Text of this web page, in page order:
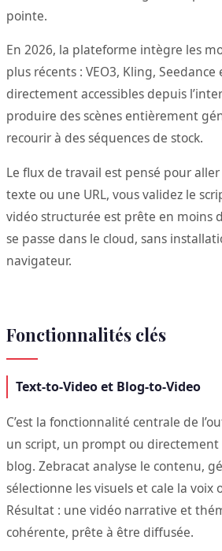
pointe.
En 2026, la plateforme intègre les
plus récents : VEO3, Kling, Seedance
directement accessibles depuis
produire des scènes entièrement
recourir à des séquences de stock.
Le flux de travail est pensé pour
texte ou une URL, vous validez le
vidéo structurée est prête en moins
se passe dans le cloud, sans
navigateur.
Fonctionnalités clés
Text-to-Video et Blog-to-Video
C’est la fonctionnalité centrale de
un script, un prompt ou directement
blog. Zebracat analyse le contenu,
sélectionne les visuels et cale la
Résultat : une vidéo narrative et
cohérente, prête à être diffusée.